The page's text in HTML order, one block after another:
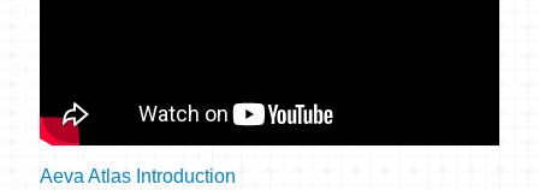
Aeva Atlas Introduction